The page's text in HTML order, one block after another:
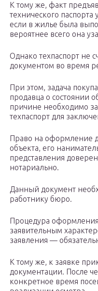
К тому же, факт
технического
если в жилье была
вероятнее всего она
Однако техпаспорт не
документом во время
При этом, задача
продавца о состоянии
причине необходимо
техпаспорт для
Право на оформление
объекта, его
представления
нотариально.
Данный документ
работнику бюро.
Процедура
заявительным
заявления —
К тому же, к заявке
документации. После
конкретное время